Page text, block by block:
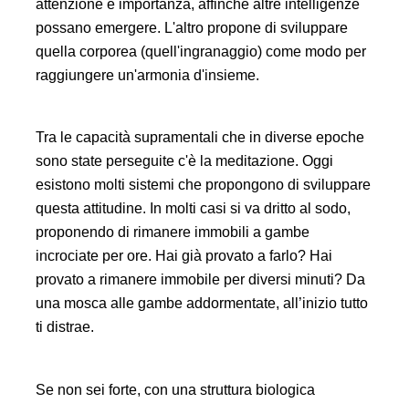
attenzione e importanza, affinché altre intelligenze
possano emergere. L'altro propone di sviluppare
quella corporea (quell'ingranaggio) come modo per
raggiungere un'armonia d'insieme.
Tra le capacità supramentali che in diverse epoche
sono state perseguite c'è la meditazione. Oggi
esistono molti sistemi che propongono di sviluppare
questa attitudine. In molti casi si va dritto al sodo,
proponendo di rimanere immobili a gambe
incrociate per ore. Hai già provato a farlo? Hai
provato a rimanere immobile per diversi minuti? Da
una mosca alle gambe addormentate, all’inizio tutto
ti distrae.
Se non sei forte, con una struttura biologica